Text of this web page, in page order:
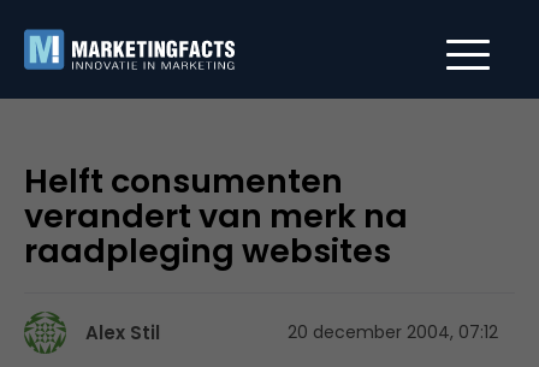
Helft consumenten
verandert van merk na
raadpleging websites
Alex Stil 20 december 2004, 07:12